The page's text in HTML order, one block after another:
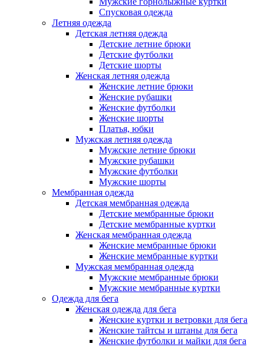
Спусковая одежда
Летняя одежда
Детская летняя одежда
Детские летние брюки
Детские футболки
Детские шорты
Женская летняя одежда
Женские летние брюки
Женские рубашки
Женские футболки
Женские шорты
Платья, юбки
Мужская летняя одежда
Мужские летние брюки
Мужские рубашки
Мужские футболки
Мужские шорты
Мембранная одежда
Детская мембранная одежда
Детские мембранные брюки
Детские мембранные куртки
Женская мембранная одежда
Женские мембранные брюки
Женские мембранные куртки
Мужская мембранная одежда
Мужские мембранные брюки
Мужские мембранные куртки
Одежда для бега
Женская одежда для бега
Женские куртки и ветровки для бега
Женские тайтсы и штаны для бега
Женские футболки и майки для бега